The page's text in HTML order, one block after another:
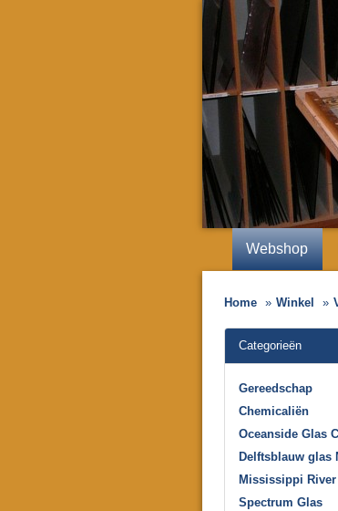
Webshop
Home Winkel
Categorieën
Gereedschap
Chemicaliën
Oceanside Glas
Delftsblauw glas
Mississippi
Spectrum Glas